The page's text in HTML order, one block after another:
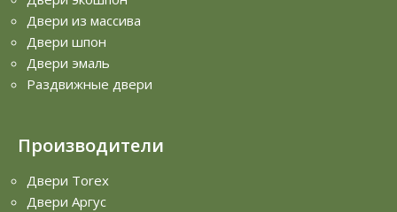
Двери из массива
Двери шпон
Двери эмаль
Раздвижные двери
Производители
Двери Torex
Двери Аргус